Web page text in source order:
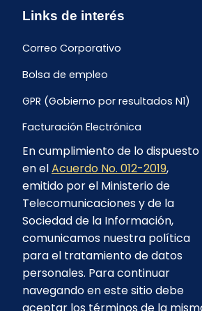
Links de interés
Correo Corporativo
Bolsa de empleo
GPR (Gobierno por resultados N1)
Facturación Electrónica
Archivo Histórico de Facturación
Portal Ambiental y Social
Proyecto Geotérmico Chachimbiro
Contratación consultoría mediante
Reglamento de Procesos
En cumplimiento de lo dispuesto
en elAcuerdo No. 012-2019,
emitido por el Ministerio de
Telecomunicaciones y de la
Sociedad de la Información,
comunicamos nuestra política
para el tratamiento de datos
personales. Para continuar
navegando en este sitio debe